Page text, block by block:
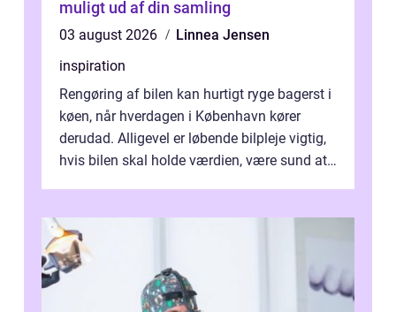
muligt ud af din samling
03 august 2026
Linnea Jensen
inspiration
Rengøring af bilen kan hurtigt ryge bagerst i
køen, når hverdagen i København kører
derudad. Alligevel er løbende bilpleje vigtig,
hvis bilen skal holde værdien, være sund at